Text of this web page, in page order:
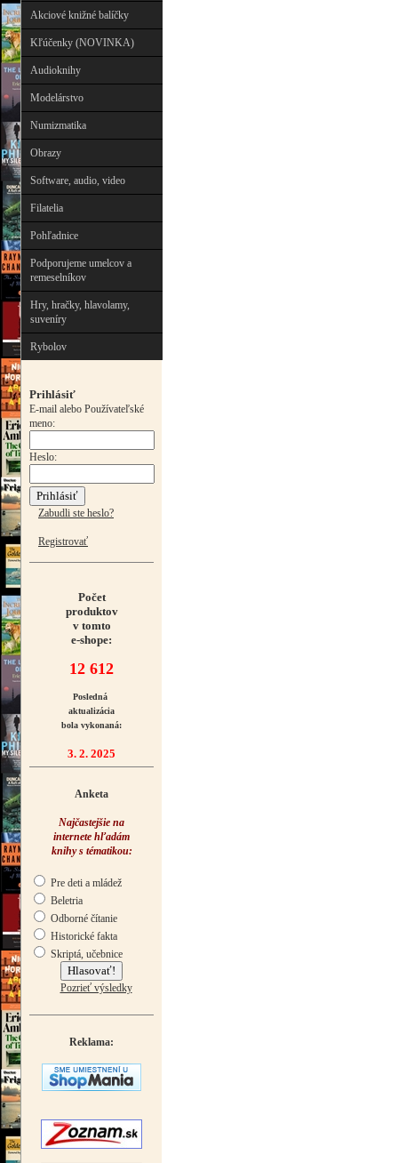
Akciové knižné balíčky
Kľúčenky (NOVINKA)
Audioknihy
Modelárstvo
Numizmatika
Obrazy
Software, audio, video
Filatelia
Pohľadnice
Podporujeme umelcov a
remeselníkov
Hry, hračky, hlavolamy,
suveníry
Rybolov
Prihlásiť
E-mail alebo Používateľské
meno:
Heslo:
Zabudli ste heslo?
Registrovať
Počet
produktov
v tomto
e-shope:
12 612
Posledná
aktualizácia
bola vykonaná:
3. 2. 2025
Anketa
Najčastejšie na
internete hľadám
knihy s tématikou:
Pre deti a mládež
Beletria
Odborné čítanie
Historické fakta
Skriptá, učebnice
Pozrieť výsledky
Reklama: